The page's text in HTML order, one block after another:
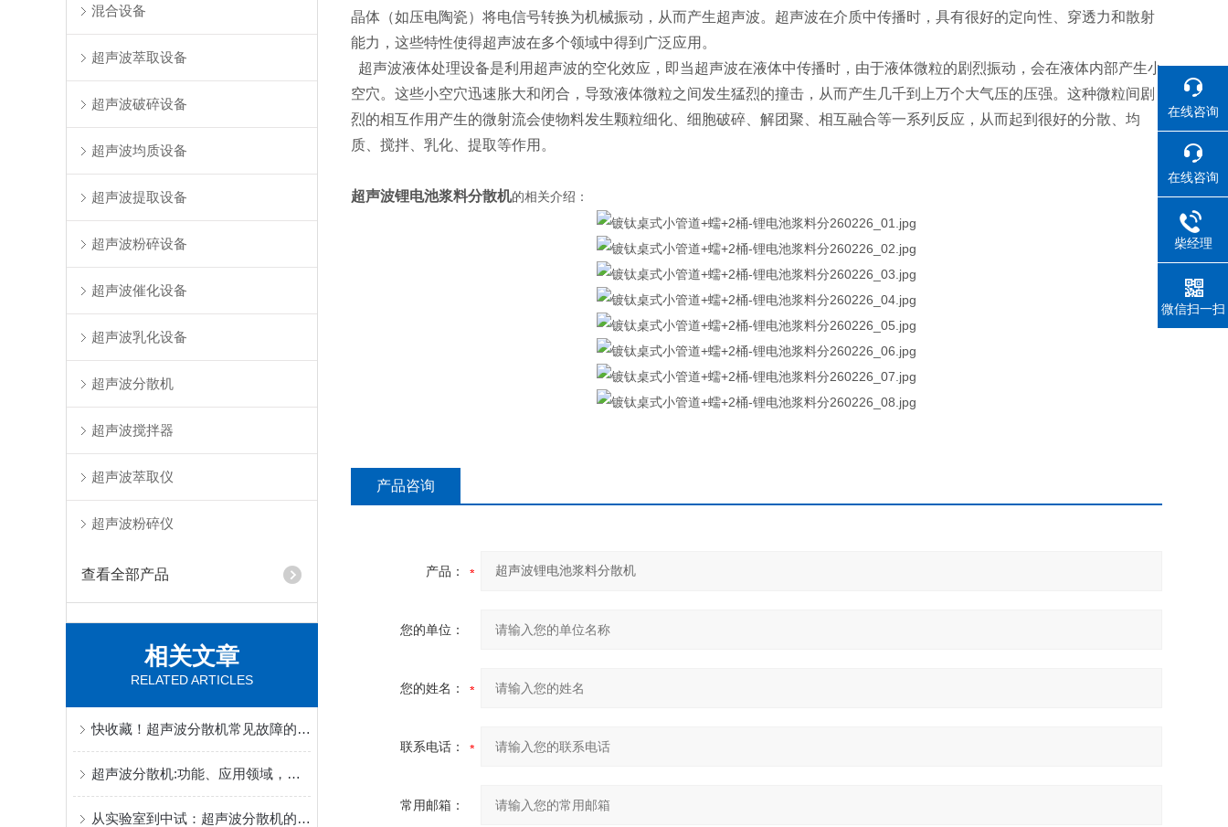
混合设备
超声波萃取设备
超声波破碎设备
超声波均质设备
超声波提取设备
超声波粉碎设备
超声波催化设备
超声波乳化设备
超声波分散机
超声波搅拌器
超声波萃取仪
超声波粉碎仪
查看全部产品
相关文章
RELATED ARTICLES
快收藏！超声波分散机常见故障的对应解决妙招
超声波分散机:功能、应用领域，处理量及如何选型(哪些功率)
从实验室到中试：超声波分散机的应用与优势
晶体（如压电陶瓷）将电信号转换为机械振动，从而产生超声波。超声波在介质中传播时，具有很好的定向性、穿透力和散射
能力，这些特性使得超声波在多个领域中得到广泛应用。
超声波液体处理设备是利用超声波的空化效应，即当超声波在液体中传播时，由于液体微粒的剧烈振动，会在液体内部产生小
空穴。这些小空穴迅速胀大和闭合，导致液体微粒之间发生猛烈的撞击，从而产生几千到上万个大气压的压强。这种微粒间剧
烈的相互作用产生的微射流会使物料发生颗粒细化、细胞破碎、解团聚、相互融合等一系列反应，从而起到很好的分散、均
质、搅拌、乳化、提取等作用。
超声波锂电池浆料分散机的相关介绍：
产品咨询
产品：
您的单位：
您的姓名：
联系电话：
常用邮箱：
在线咨询
在线咨询
柴经理
微信扫一扫